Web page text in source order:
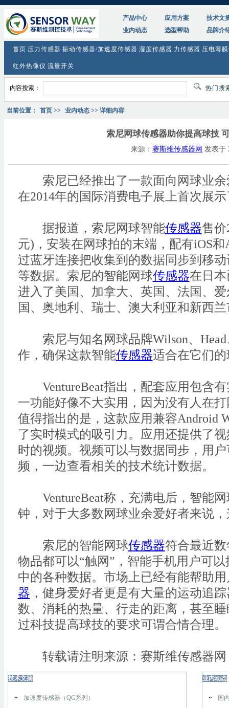
产品中心 应用方案
技术文
业内动态
选型帮助 品牌介
首页 压力传感器 振动传感器/加速度传感器 湿度传感器 力传感器 压电薄
红外热像仪 流量开关
内容搜索： 热门搜
当前位置： 首页 >> 业内动态 >> 详细内容
索尼网球传感器助你提高球技
来源： 赛斯维传感器网 发表于
索尼已经推出了一款面向网球业余
在2014年的国际消费电子展上首次展
据报道，索尼网球智能传感器售价
元)，安装在网球拍的末端，配有iOS
过蓝牙连接把收集到的数据同步到移
等数据。索尼的智能网球传感器在日
进入了美国、加拿大、英国、法国、
国、奥地利、瑞士、澳大利亚和新西
索尼与知名网球品牌Wilson、Head
作，确保这款智能传感器适合在它们
VentureBeat指出，配套应用包含有
一功能好像不大实用，因为没有人在
值得指出的是，这款应用兼容Android
了实时模式的吸引力。应用还提供了
时的视频。视频可以与数据同步，用
频，一边查看相关的技术统计数据。
VentureBeat称，充满电后，智能网
钟，对于大多数网球业余爱好者来说
索尼的智能网球传感器符合最近
物品都可以“触网”，智能手机用户可
中的各种数据。市场上已经有能帮助
器 ，健身爱好者更是有大量的运动追
数、消耗的热量、行走的距离，甚至
过科技提高球技的要求可谓合情合理。
转载请注明来源：赛斯维传感器网
技术文摘
加速度传感器（QG系列）
业内动态
国